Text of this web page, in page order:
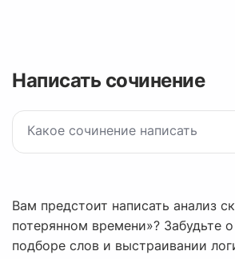
Написать сочинение
Вам предстоит написать анализ
потерянном времени»? Забудьте
подборе слов и выстраивании